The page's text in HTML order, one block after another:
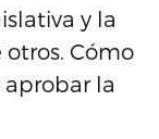
y la
Cómo
la